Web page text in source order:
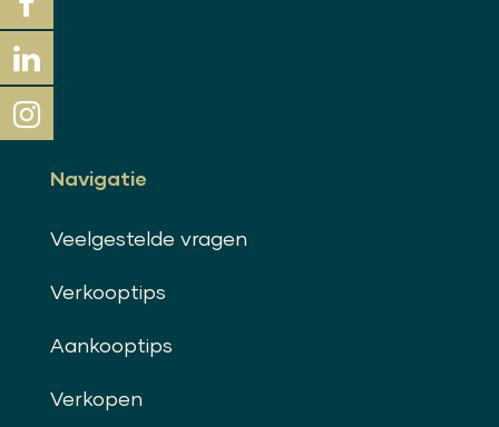
Navigatie
Veelgestelde vragen
Verkooptips
Aankooptips
Verkopen